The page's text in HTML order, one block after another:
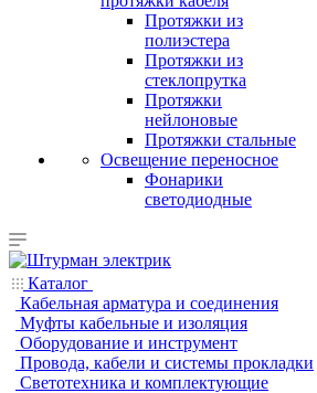
Протяжки из
полиэстера
Протяжки из
стеклопрутка
Протяжки
нейлоновые
Протяжки стальные
Освещение переносное
Фонарики
светодиодные
Каталог
Кабельная арматура и соединения
Муфты кабельные и изоляция
Оборудование и инструмент
Провода, кабели и системы прокладки
Светотехника и комплектующие